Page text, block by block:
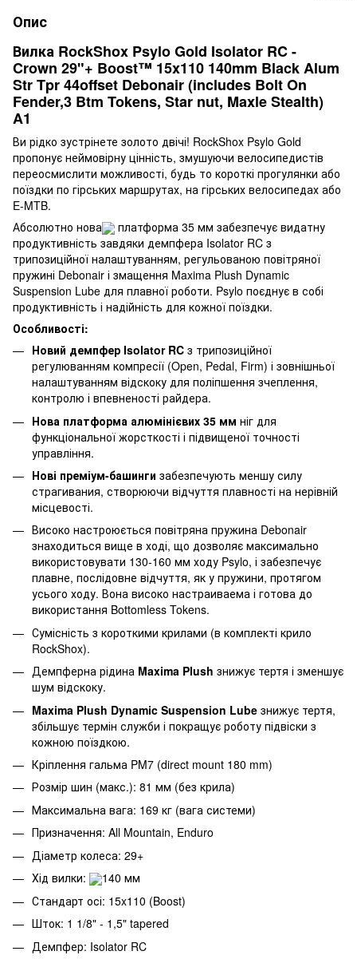
Опис
Вилка RockShox Psylo Gold Isolator RC -
Crown 29"+ Boost™ 15x110 140mm Black Alum
Str Tpr 44offset Debonair (includes Bolt On
Fender,3 Btm Tokens, Star nut, Maxle Stealth)
A1
Ви рідко зустрінете золото двічі! RockShox Psylo Gold
пропонує неймовірну цінність, змушуючи велосипедистів
переосмислити можливості, будь то короткі прогулянки або
поїздки по гірських маршрутах, на гірських велосипедах або
E-MTB.
Абсолютно нова
платформа 35 мм забезпечує видатну
продуктивність завдяки демпфера Isolator RC з
трипозиційної налаштуванням, регульованою повітряної
пружині Debonair і змащення Maxima Plush Dynamic
Suspension Lube для плавної роботи. Psylo поєднує в собі
продуктивність і надійність для кожної поїздки.
Особливості:
Новий демпфер Isolator RC з трипозиційної
регулюванням компресії (Open, Pedal, Firm) і зовнішньої
налаштуванням відскоку для поліпшення зчеплення,
контролю і впевненості райдера.
Нова платформа алюмінієвих 35 мм ніг для
функціональної жорсткості і підвищеної точності
управління.
Нові преміум-башинги забезпечують меншу силу
страгивания, створюючи відчуття плавності на нерівній
місцевості.
Високо настроюється повітряна пружина Debonair
знаходиться вище в ході, що дозволяє максимально
використовувати 130-160 мм ходу Psylo, і забезпечує
плавне, послідовне відчуття, як у пружини, протягом
усього ходу. Вона високо настраиваема і готова до
використання Bottomless Tokens.
Сумісність з короткими крилами (в комплекті крило
RockShox).
Демпферна рідина Maxima Plush знижує тертя і зменшує
шум відскоку.
Maxima Plush Dynamic Suspension Lube знижує тертя,
збільшує термін служби і покращує роботу підвіски з
кожною поїздкою.
Кріплення гальма PM7 (direct mount 180 mm)
Розмір шин (макс.): 81 мм (без крила)
Максимальна вага: 169 кг (вага системи)
Призначення: All Mountain, Enduro
Діаметр колеса: 29+
Хід вилки:
140 мм
Стандарт осі: 15x110 (Boost)
Шток: 1 1/8" - 1 ,5" tapered
Демпфер: Isolator RC